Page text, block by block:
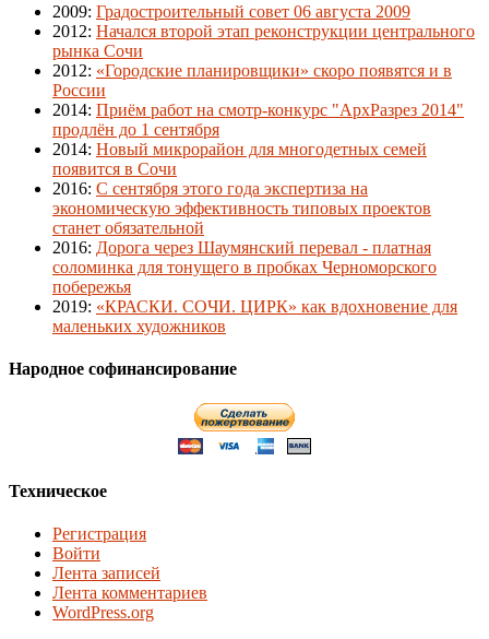
2009: Градостроительный совет 06 августа 2009
2012: Начался второй этап реконструкции центрального
рынка Сочи
2012: «Городские планировщики» скоро появятся и в
России
2014: Приём работ на смотр-конкурс "АрхРазрез 2014"
продлён до 1 сентября
2014: Новый микрорайон для многодетных семей
появится в Сочи
2016: С сентября этого года экспертиза на
экономическую эффективность типовых проектов
станет обязательной
2016: Дорога через Шаумянский перевал - платная
соломинка для тонущего в пробках Черноморского
побережья
2019: «КРАСКИ. СОЧИ. ЦИРК» как вдохновение для
маленьких художников
Народное софинансирование
Техническое
Регистрация
Войти
Лента записей
Лента комментариев
WordPress.org